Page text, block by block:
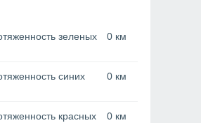
зеленых
0 км
синих
0 км
красных
0 км